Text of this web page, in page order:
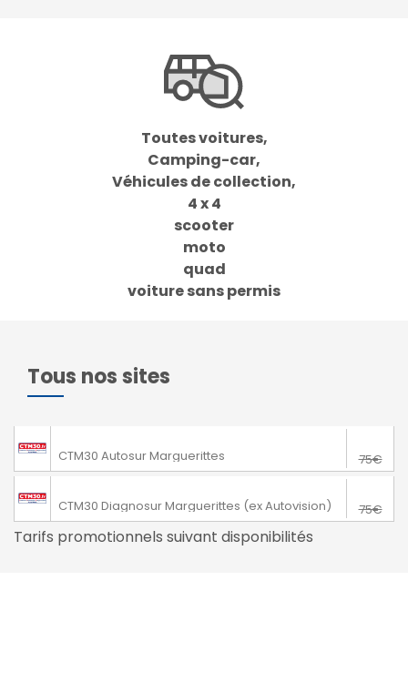
Toutes voitures,
Camping-car,
Véhicules de collection,
4 x 4
scooter
moto
quad
voiture sans permis
Tous nos sites
CTM30 Autosur Marguerittes 75€
CTM30 Diagnosur Marguerittes (ex Autovision) 75€
Tarifs promotionnels suivant disponibilités